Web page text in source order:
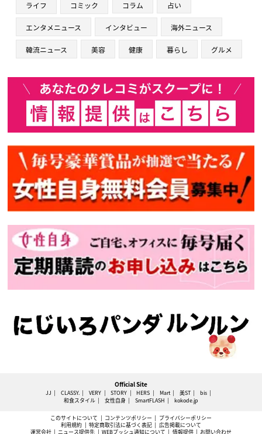
ライフ コミック コラム 占い
エンタメニュース インタビュー 海外ニュース
韓流ニュース 美容 健康 暮らし グルメ
Official Site
JJ CLASSY. VERY STORY HERS Mart 美ST
bis
和食スタイル
女性自身 SmartFLASH kokode.jp
このサイトについて コンテンツポリシー
プライバシーポリシー
利用規約
特定商取引法に基づく表記
広告掲載について
運営会社
ニュース提供先 WEBプッシュ通知について 情報提供 お問い合わせ